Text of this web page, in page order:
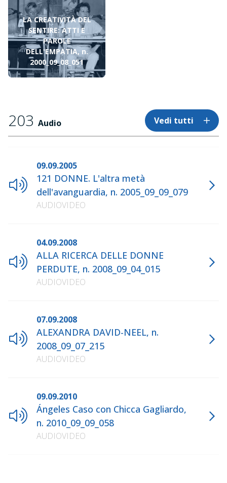
LA CREATIVITÀ DEL
SENTIRE: ATTI E
PAROLE
DELL'EMPATIA, n.
2000_09_08_051
203 Audio Vedi tutti
09.09.2005
121 DONNE. L'altra metà
dell'avanguardia, n. 2005_09_09_079
AUDIOVIDEO
04.09.2008
ALLA RICERCA DELLE DONNE
PERDUTE, n. 2008_09_04_015
AUDIOVIDEO
07.09.2008
ALEXANDRA DAVID-NEEL, n.
2008_09_07_215
AUDIOVIDEO
09.09.2010
Ángeles Caso con Chicca Gagliardo,
n. 2010_09_09_058
AUDIOVIDEO